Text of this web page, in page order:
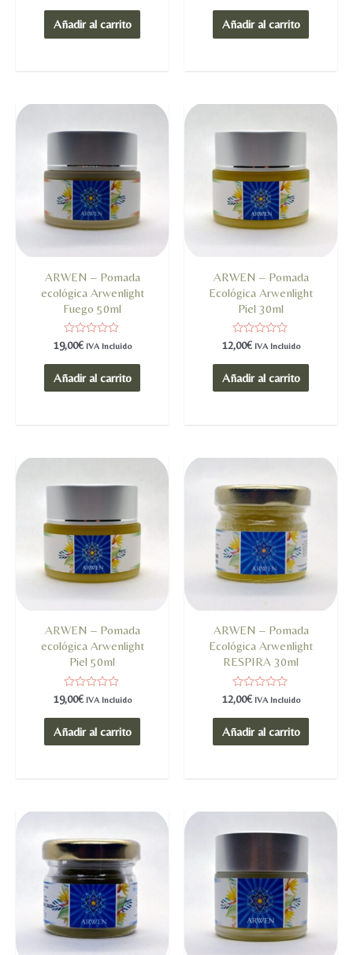
0
de
5
Añadir al carrito
0
de
5
Añadir al carrito
ARWEN – Pomada
ecológica Arwenlight
Fuego 50ml
Valorado
en
0
de
5
19,00€ IVA Incluido
Añadir al carrito
ARWEN – Pomada
Ecológica Arwenlight
Piel 30ml
Valorado
en
0
de
5
12,00€ IVA Incluido
Añadir al carrito
ARWEN – Pomada
ecológica Arwenlight
Piel 50ml
Valorado
en
0
de
5
19,00€ IVA Incluido
Añadir al carrito
ARWEN – Pomada
Ecológica Arwenlight
RESPIRA 30ml
Valorado
en
0
de
5
12,00€ IVA Incluido
Añadir al carrito